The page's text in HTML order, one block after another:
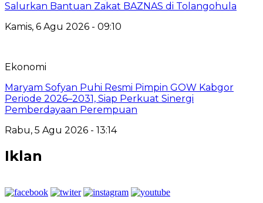
Salurkan Bantuan Zakat BAZNAS di Tolangohula
Kamis, 6 Agu 2026 - 09:10
Ekonomi
Maryam Sofyan Puhi Resmi Pimpin GOW Kabgor
Periode 2026–2031, Siap Perkuat Sinergi
Pemberdayaan Perempuan
Rabu, 5 Agu 2026 - 13:14
Iklan